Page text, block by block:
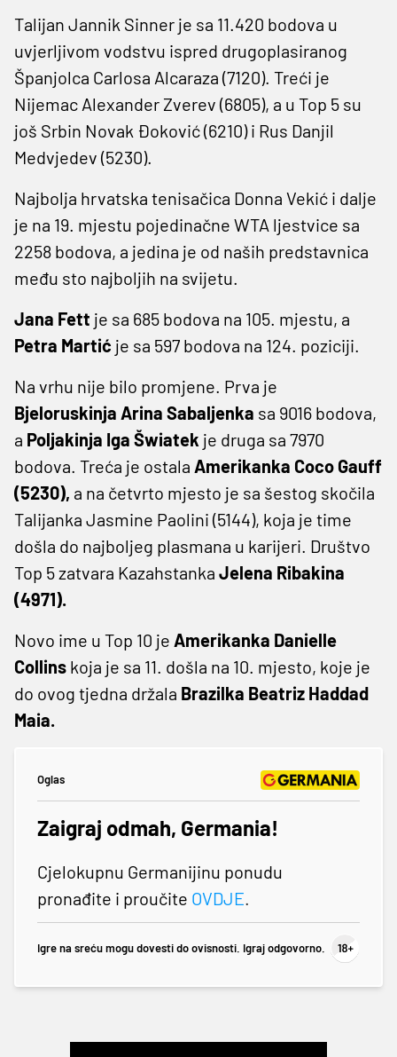
Talijan Jannik Sinner je sa 11.420 bodova u
uvjerljivom vodstvu ispred drugoplasiranog
Španjolca Carlosa Alcaraza (7120). Treći je
Nijemac Alexander Zverev (6805), a u Top 5 su
još Srbin Novak Đoković (6210) i Rus Danjil
Medvjedev (5230).
Najbolja hrvatska tenisačica Donna Vekić i dalje
je na 19. mjestu pojedinačne WTA ljestvice sa
2258 bodova, a jedina je od naših predstavnica
među sto najboljih na svijetu.
Jana Fett je sa 685 bodova na 105. mjestu, a
Petra Martić je sa 597 bodova na 124. poziciji.
Na vrhu nije bilo promjene. Prva je
Bjeloruskinja Arina Sabaljenka sa 9016 bodova,
a Poljakinja Iga Šwiatek je druga sa 7970
bodova. Treća je ostala Amerikanka Coco Gauff
(5230), a na četvrto mjesto je sa šestog skočila
Talijanka Jasmine Paolini (5144), koja je time
došla do najboljeg plasmana u karijeri. Društvo
Top 5 zatvara Kazahstanka Jelena Ribakina
(4971).
Novo ime u Top 10 je Amerikanka Danielle
Collins koja je sa 11. došla na 10. mjesto, koje je
do ovog tjedna držala Brazilka Beatriz Haddad
Maia.
Oglas
Zaigraj odmah, Germania!
Cjelokupnu Germanijinu ponudu
pronađite i proučite OVDJE.
Igre na sreću mogu dovesti do ovisnosti. Igraj odgovorno.